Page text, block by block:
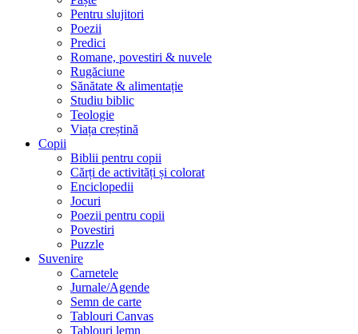
Pentru slujitori
Poezii
Predici
Romane, povestiri & nuvele
Rugăciune
Sănătate & alimentație
Studiu biblic
Teologie
Viața creștină
Copii
Biblii pentru copii
Cărți de activități și colorat
Enciclopedii
Jocuri
Poezii pentru copii
Povestiri
Puzzle
Suvenire
Carnetele
Jurnale/Agende
Semn de carte
Tablouri Canvas
Tablouri lemn